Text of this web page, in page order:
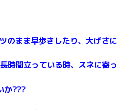
のまま早歩きしたり、大げさに
時間立っている時、スネに寄っ
か???